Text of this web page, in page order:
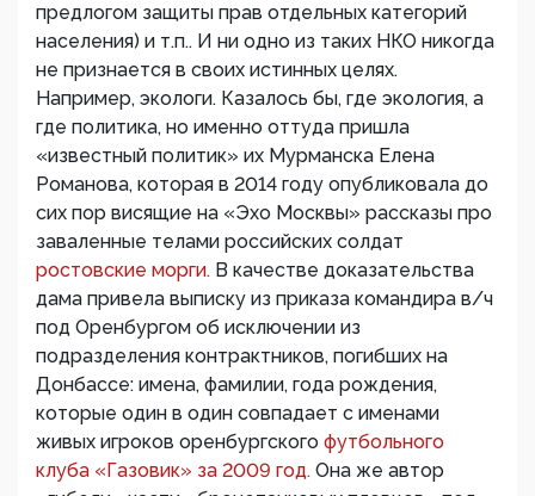
предлогом защиты прав отдельных категорий
населения) и т.п.. И ни одно из таких НКО никогда
не признается в своих истинных целях.
Например, экологи. Казалось бы, где экология, а
где политика, но именно оттуда пришла
«известный политик» их Мурманска Елена
Романова, которая в 2014 году опубликовала до
сих пор висящие на «Эхо Москвы» рассказы про
заваленные телами российских солдат
ростовские морги. В качестве доказательства
дама привела выписку из приказа командира в/ч
под Оренбургом об исключении из
подразделения контрактников, погибших на
Донбассе: имена, фамилии, года рождения,
которые один в один совпадает с именами
живых игроков оренбургского футбольного
клуба «Газовик» за 2009 год. Она же автор